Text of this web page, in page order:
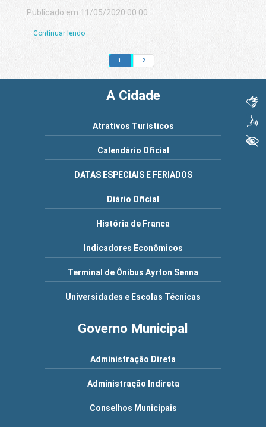
Publicado em 11/05/2020 00:00
Continuar lendo
1 2
A Cidade
Atrativos Turísticos
Calendário Oficial
DATAS ESPECIAIS E FERIADOS
Diário Oficial
História de Franca
Indicadores Econômicos
Terminal de Ônibus Ayrton Senna
Universidades e Escolas Técnicas
Governo Municipal
Administração Direta
Administração Indireta
Conselhos Municipais